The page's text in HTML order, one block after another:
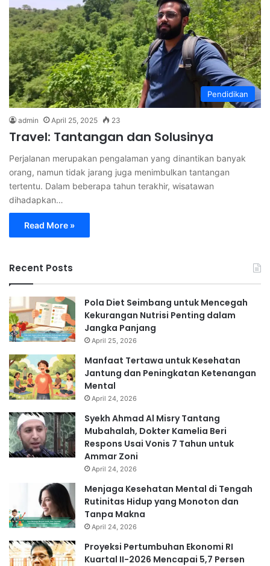
Pendidikan
admin April 25, 2025 23
Travel: Tantangan dan Solusinya
Perjalanan merupakan pengalaman yang dinantikan banyak
orang, namun tidak jarang juga menimbulkan tantangan
tertentu. Dalam beberapa tahun terakhir, wisatawan
dihadapkan…
Read More »
Recent Posts
Pola Diet Seimbang untuk Mencegah
Kekurangan Nutrisi Penting dalam
Jangka Panjang
April 25, 2026
Manfaat Tertawa untuk Kesehatan
Jantung dan Peningkatan Ketenangan
Mental
April 24, 2026
Syekh Ahmad Al Misry Tantang
Mubahalah, Dokter Kamelia Beri
Respons Usai Vonis 7 Tahun untuk
Ammar Zoni
April 24, 2026
Menjaga Kesehatan Mental di Tengah
Rutinitas Hidup yang Monoton dan
Tanpa Makna
April 24, 2026
Proyeksi Pertumbuhan Ekonomi RI
Kuartal II-2026 Mencapai 5,7 Persen